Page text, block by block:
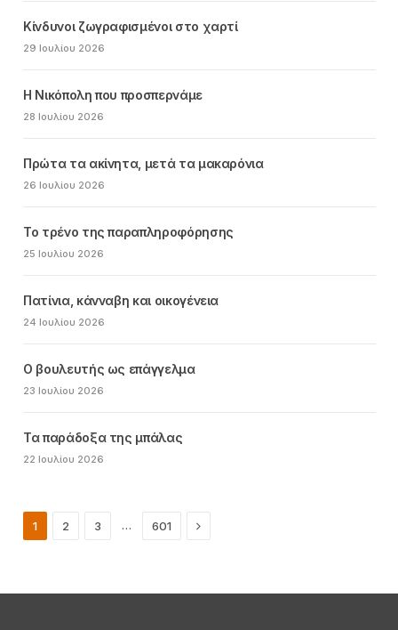
Κίνδυνοι ζωγραφισμένοι στο χαρτί
29 Ιουλίου 2026
Η Νικόπολη που προσπερνάμε
28 Ιουλίου 2026
Πρώτα τα ακίνητα, μετά τα μακαρόνια
26 Ιουλίου 2026
Το τρένο της παραπληροφόρησης
25 Ιουλίου 2026
Πατίνια, κάνναβη και οικογένεια
24 Ιουλίου 2026
Ο βουλευτής ως επάγγελμα
23 Ιουλίου 2026
Τα παράδοξα της μπάλας
22 Ιουλίου 2026
1 2 3 … 601 Next